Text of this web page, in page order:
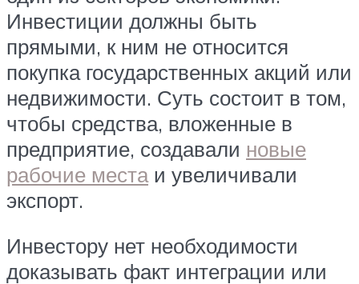
Инвестиции должны быть
прямыми, к ним не относится
покупка государственных акций или
недвижимости. Суть состоит в том,
чтобы средства, вложенные в
предприятие, создавали новые
рабочие местаи увеличивали
экспорт.
Инвестору нет необходимости
доказывать факт интеграции или